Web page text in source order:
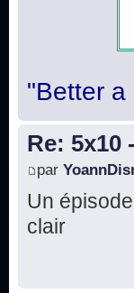
"Better a
Re: 5x10
par
Un
clair